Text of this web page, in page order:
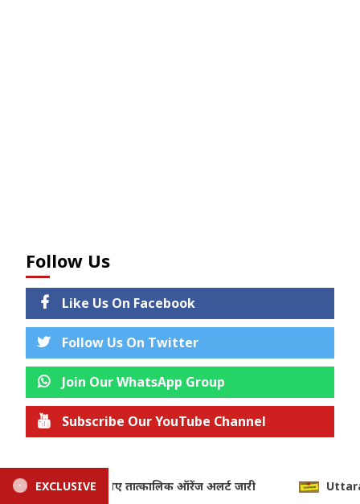
Follow Us
Like Us On Facebook
Follow Us On Twitter
Join Our WhatsApp Group
Subscribe Our YouTube Channel
EXCLUSIVE
Uttarakhand: फर्जी टीईटी प्रमाणपत्र से हासिल की सरकारी नौकरी,